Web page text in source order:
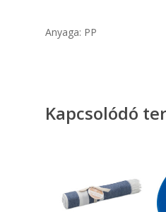
Anyaga: PP
Kapcsolódó